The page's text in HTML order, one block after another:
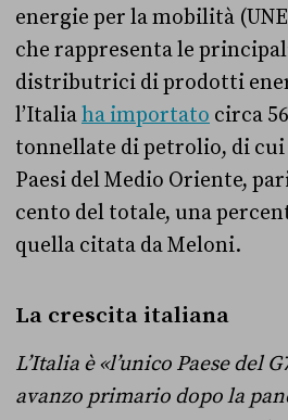
energie per la mobilità
che rappresenta le
distributrici di prodotti
l’Italiaha importato circa
tonnellate di petrolio, di
Paesi del Medio Oriente,
cento del totale, una
quella citata da Meloni.
La crescita italiana
L’Italia è «l’unico Paese del
avanzo primario dopo la